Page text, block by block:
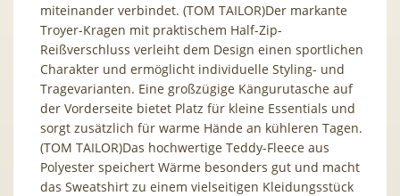
miteinander verbindet. (TOM TAILOR)Der markante
Troyer-Kragen mit praktischem Half-Zip-
Reißverschluss verleiht dem Design einen sportlichen
Charakter und ermöglicht individuelle Styling- und
Tragevarianten. Eine großzügige Kängurutasche auf
der Vorderseite bietet Platz für kleine Essentials und
sorgt zusätzlich für warme Hände an kühleren Tagen.
(TOM TAILOR)Das hochwertige Teddy-Fleece aus
Polyester speichert Wärme besonders gut und macht
das Sweatshirt zu einem vielseitigen Kleidungsstück